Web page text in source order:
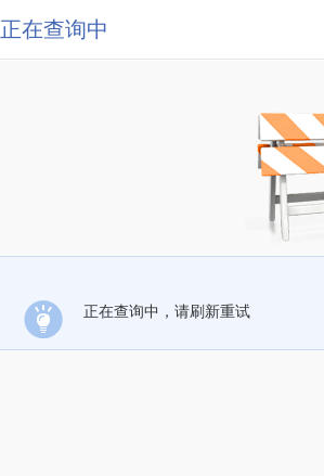
正在查询中
正在查询中，请刷新重试